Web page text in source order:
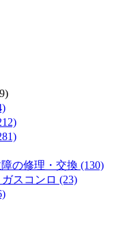
の修理・交換 (130)
スコンロ (23)